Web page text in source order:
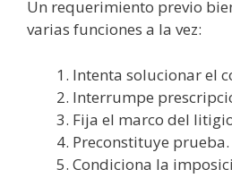
Un requerimiento previo
varias funciones a la vez:
Intenta solucionar el
Interrumpe
Fija el marco del
Preconstituye prueba.
Condiciona la